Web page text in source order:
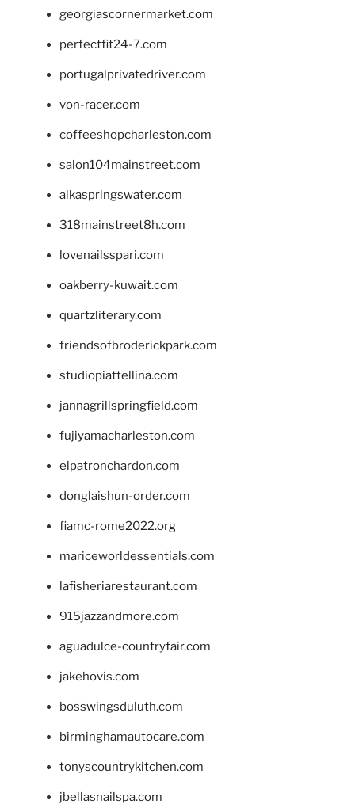
georgiascornermarket.com
perfectfit24-7.com
portugalprivatedriver.com
von-racer.com
coffeeshopcharleston.com
salon104mainstreet.com
alkaspringswater.com
318mainstreet8h.com
lovenailsspari.com
oakberry-kuwait.com
quartzliterary.com
friendsofbroderickpark.com
studiopiattellina.com
jannagrillspringfield.com
fujiyamacharleston.com
elpatronchardon.com
donglaishun-order.com
fiamc-rome2022.org
mariceworldessentials.com
lafisheriarestaurant.com
915jazzandmore.com
aguadulce-countryfair.com
jakehovis.com
bosswingsduluth.com
birminghamautocare.com
tonyscountrykitchen.com
jbellasnailspa.com